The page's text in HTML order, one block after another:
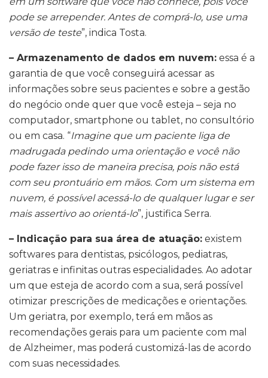
pode se arrepender. Antes de comprá-lo, use uma
versão de teste”, indica Tosta.
– Armazenamento de dados em nuvem: essa é a
garantia de que você conseguirá acessar as
informações sobre seus pacientes e sobre a gestão
do negócio onde quer que você esteja – seja no
computador, smartphone ou tablet, no consultório
ou em casa. “Imagine que um paciente liga de
madrugada pedindo uma orientação e você não
pode fazer isso de maneira precisa, pois não está
com seu prontuário em mãos. Com um sistema em
nuvem, é possível acessá-lo de qualquer lugar e ser
mais assertivo ao orientá-lo”, justifica Serra.
– Indicação para sua área de atuação: existem
softwares para dentistas, psicólogos, pediatras,
geriatras e infinitas outras especialidades. Ao adotar
um que esteja de acordo com a sua, será possível
otimizar prescrições de medicações e orientações.
Um geriatra, por exemplo, terá em mãos as
recomendações gerais para um paciente com mal
de Alzheimer, mas poderá customizá-las de acordo
com suas necessidades.